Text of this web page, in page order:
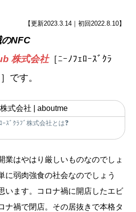
【更新2023.3.14｜初回2022.8.10】
のNFC
株式会社［ﾆｰﾉﾌｪﾛｰｽﾞｸﾗ
］です。
ｽﾞｸﾗﾌﾞ株式会社とは❓
はやはり厳しいものなのでしょ
に弱肉強食の社会なのでしょう
います。コロナ禍に開店したエビ
ナ禍で閉店。その居抜きで本格タ